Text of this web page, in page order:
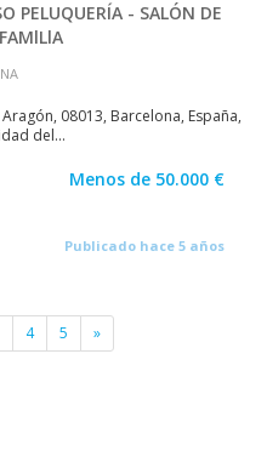
PELUQUERÍA - SALÓN DE
08013, Barcelona, España,
del...
Menos de 50.000 €
Publicado hace 5 años
4 5 »